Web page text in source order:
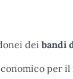
dei bandi
per